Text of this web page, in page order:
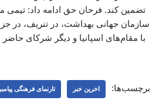
سازمان جهانی بهداشت، در تنریف، در
با مقام‌های اسپانیا و دیگر شرکای
برچسب‌ها: اخرین خبر تارنمای فرهنگی